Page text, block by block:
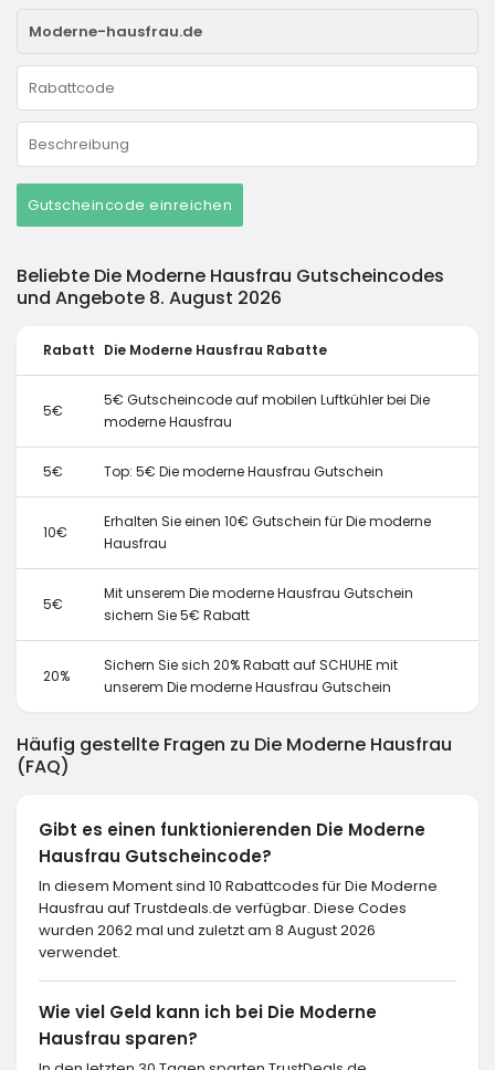
Gutscheincode einreichen
Beliebte Die Moderne Hausfrau Gutscheincodes
und Angebote 8. August 2026
Rabatt Die Moderne Hausfrau Rabatte
5€
5€ Gutscheincode auf mobilen Luftkühler bei Die
moderne Hausfrau
5€ Top: 5€ Die moderne Hausfrau Gutschein
10€
Erhalten Sie einen 10€ Gutschein für Die moderne
Hausfrau
5€
Mit unserem Die moderne Hausfrau Gutschein
sichern Sie 5€ Rabatt
20%
Sichern Sie sich 20% Rabatt auf SCHUHE mit
unserem Die moderne Hausfrau Gutschein
Häufig gestellte Fragen zu Die Moderne Hausfrau
(FAQ)
Gibt es einen funktionierenden Die Moderne
Hausfrau Gutscheincode?
In diesem Moment sind 10 Rabattcodes für Die Moderne
Hausfrau auf Trustdeals.de verfügbar. Diese Codes
wurden 2062 mal und zuletzt am 8 August 2026
verwendet.
Wie viel Geld kann ich bei Die Moderne
Hausfrau sparen?